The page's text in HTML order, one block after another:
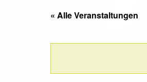
« Alle Veranstaltungen